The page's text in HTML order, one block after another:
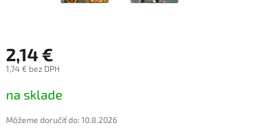
2,14 €
1,74 € bez DPH
cena:
na sklade
Môžeme doručiť do:10.8.2026